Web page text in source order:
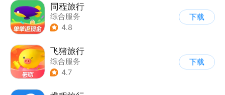
同程旅行
综合服务
4.8
下载
飞猪旅行
综合服务
4.7
下载